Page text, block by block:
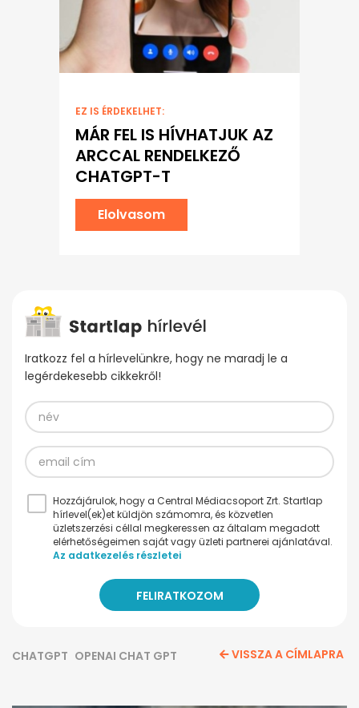
EZ IS ÉRDEKELHET:
MÁR FEL IS HÍVHATJUK AZ
ARCCAL RENDELKEZŐ
CHATGPT-T
Elolvasom
Iratkozz fel a hírlevelünkre, hogy ne maradj le a
legérdekesebb cikkekről!
Hozzájárulok, hogy a Central Médiacsoport Zrt. Startlap
hírlevel(ek)et küldjön számomra, és közvetlen
üzletszerzési céllal megkeressen az általam megadott
elérhetőségeimen saját vagy üzleti partnerei ajánlatával.
Az adatkezelés részletei
CHATGPT OPENAI CHAT GPT VISSZA A CÍMLAPRA